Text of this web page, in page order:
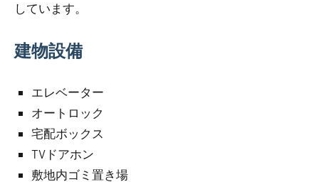
しています。
建物設備
エレベーター
オートロック
宅配ボックス
TVドアホン
敷地内ゴミ置き場